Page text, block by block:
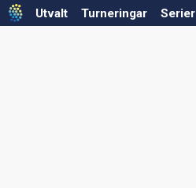
Utvalt Turneringar Serier